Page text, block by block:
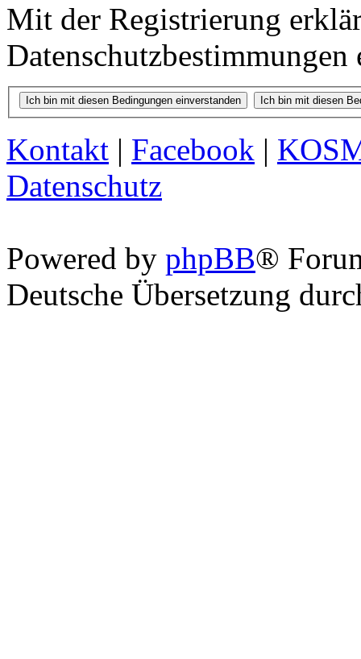
Mit der Registrierung
Datenschutzbestimmungen
Kontakt | Facebook |
Datenschutz
Powered by phpBB®
Deutsche Übersetzung